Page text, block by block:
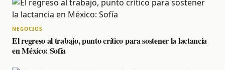
NEGOCIOS
El regreso al trabajo, punto crítico para sostener la lactancia
en México: Sofía